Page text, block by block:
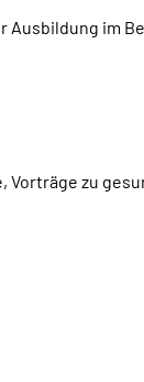
Ausbildung im
zu